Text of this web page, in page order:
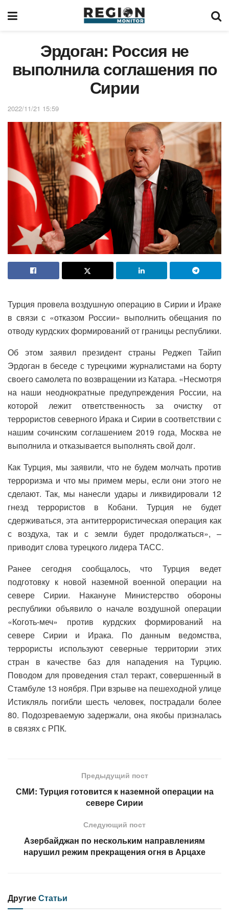
Эрдоган: Россия не
выполнила соглашения по
Сирии
2022/11/21 15:59
Турция провела воздушную операцию в Сирии и Ираке
в связи с «отказом России» выполнить обещания по
отводу курдских формирований от границы республики.
Об этом заявил президент страны Реджеп Тайип
Эрдоган в беседе с турецкими журналистами на борту
своего самолета по возвращении из Катара. «Несмотря
на наши неоднократные предупреждения России, на
которой лежит ответственность за очистку от
террористов северного Ирака и Сирии в соответствии с
нашим сочинским соглашением 2019 года, Москва не
выполнила и отказывается выполнять свой долг.
Как Турция, мы заявили, что не будем молчать против
терроризма и что мы примем меры, если они этого не
сделают. Так, мы нанесли удары и ликвидировали 12
гнезд террористов в Кобани. Турция не будет
сдерживаться, эта антитеррористическая операция как
с воздуха, так и с земли будет продолжаться», –
приводит слова турецкого лидера ТАСС.
Ранее сегодня сообщалось, что Турция ведет
подготовку к новой наземной военной операции на
севере Сирии. Накануне Министерство обороны
республики объявило о начале воздушной операции
«Коготь-меч» против курдских формирований на
севере Сирии и Ирака. По данным ведомства,
террористы используют северные территории этих
стран в качестве баз для нападения на Турцию.
Поводом для проведения стал теракт, совершенный в
Стамбуле 13 ноября. При взрыве на пешеходной улице
Истикляль погибли шесть человек, пострадали более
80. Подозреваемую задержали, она якобы призналась
в связях с РПК.
Предыдущий пост
СМИ: Турция готовится к наземной операции на
севере Сирии
Следующий пост
Азербайджан по нескольким направлениям
нарушил режим прекращения огня в Арцахе
ДругиеСтатьи